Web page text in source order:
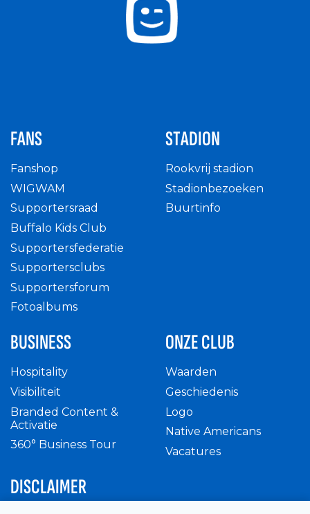
FANS
Fanshop
WIGWAM
Supportersraad
Buffalo Kids Club
Supportersfederatie
Supportersclubs
Supportersforum
Fotoalbums
STADION
Rookvrij stadion
Stadionbezoeken
Buurtinfo
BUSINESS
Hospitality
Visibiliteit
Branded Content &
Activatie
360° Business Tour
ONZE CLUB
Waarden
Geschiedenis
Logo
Native Americans
Vacatures
DISCLAIMER